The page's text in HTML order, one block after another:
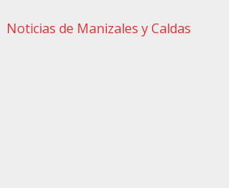
Noticias de Manizales y Caldas